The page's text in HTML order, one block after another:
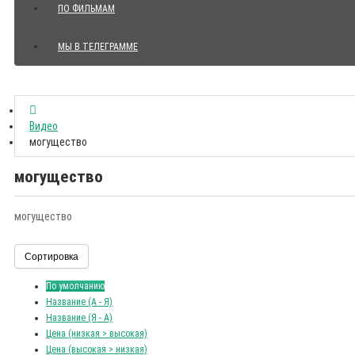
Показать все Цитаты с видео
ПО ФИЛЬМАМ
МЫ В ТЕЛЕГРАММЕ
Видео
могущество
могущество
могущество
Сортировка
По умолчанию
Название (А - Я)
Название (Я - А)
Цена (низкая > высокая)
Цена (высокая > низкая)